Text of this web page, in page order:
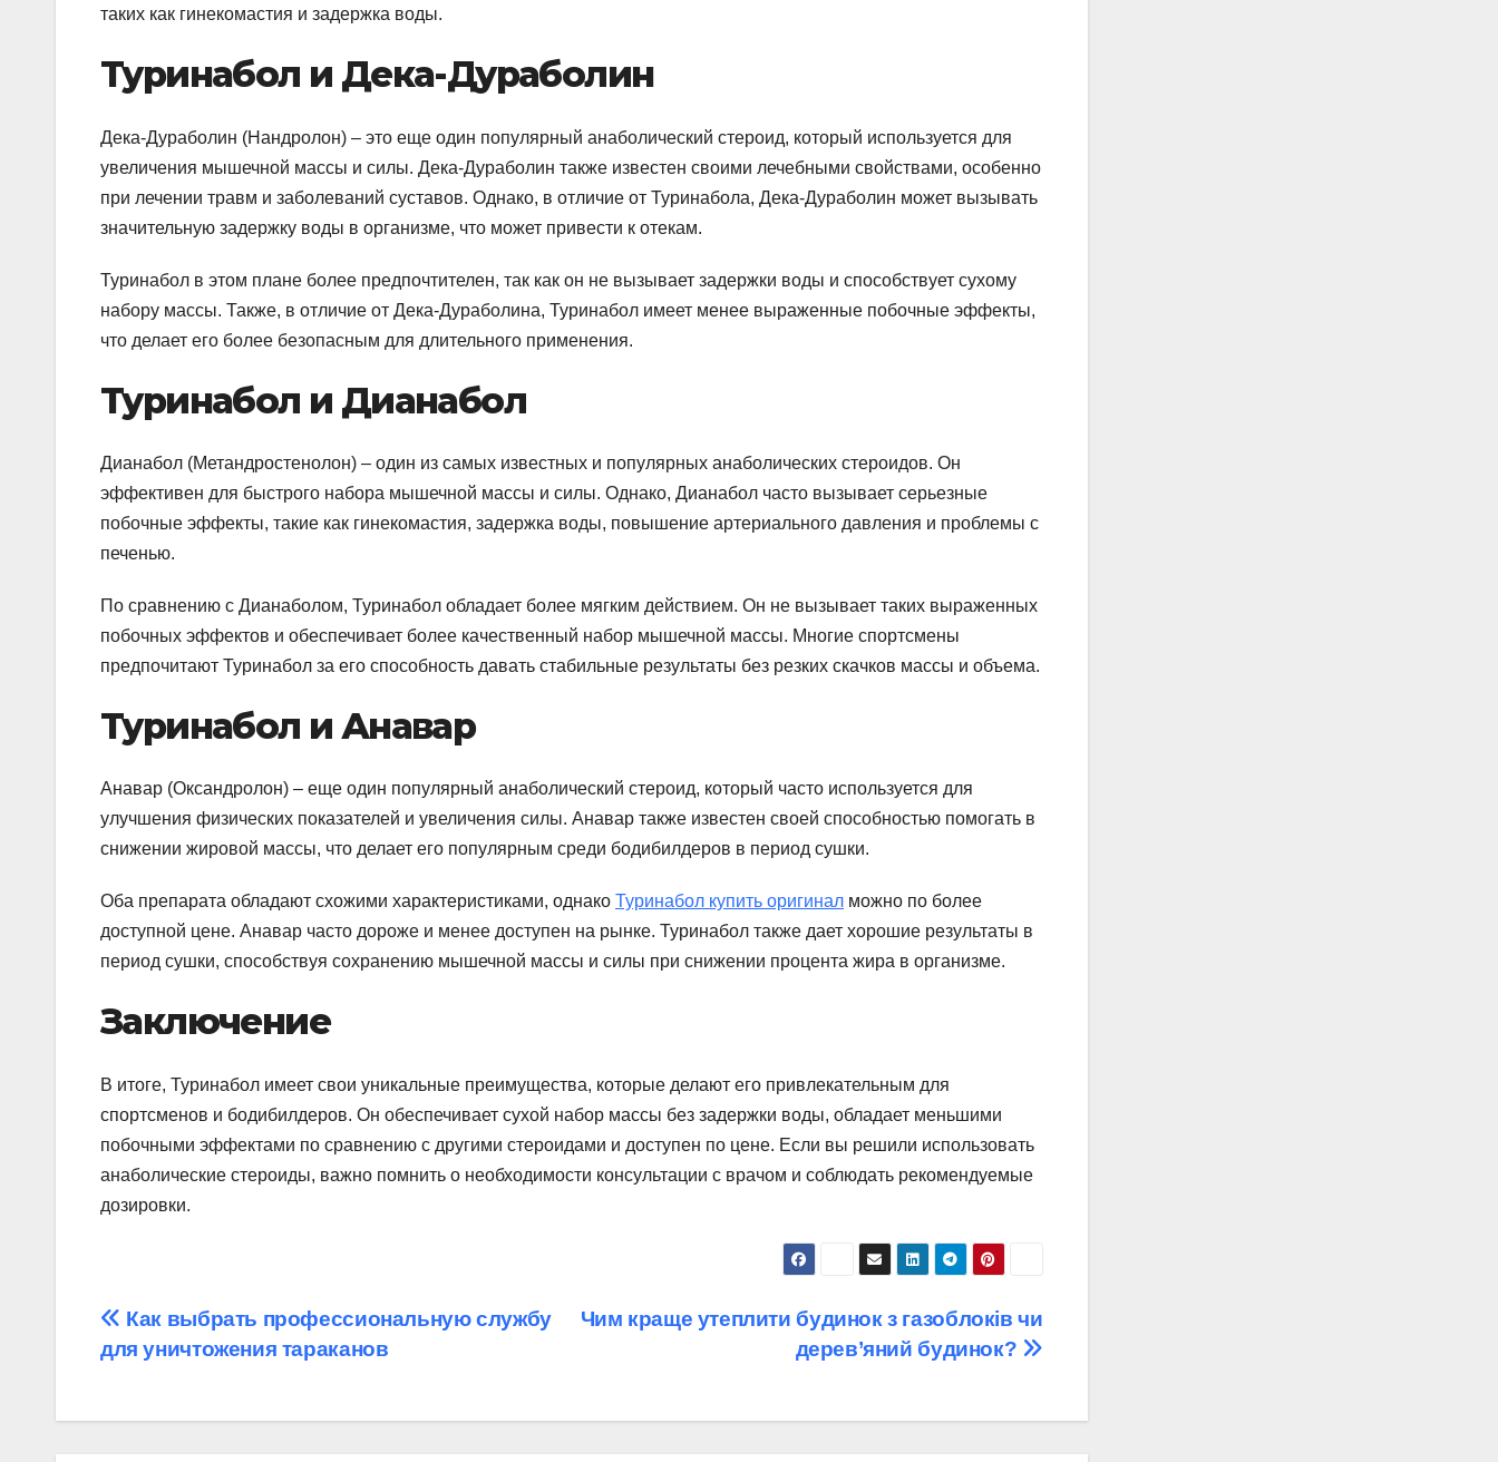
таких как гинекомастия и задержка воды.
Туринабол и Дека-Дураболин
Дека-Дураболин (Нандролон) – это еще один популярный анаболический стероид, который используется для
увеличения мышечной массы и силы. Дека-Дураболин также известен своими лечебными свойствами, особенно
при лечении травм и заболеваний суставов. Однако, в отличие от Туринабола, Дека-Дураболин может вызывать
значительную задержку воды в организме, что может привести к отекам.
Туринабол в этом плане более предпочтителен, так как он не вызывает задержки воды и способствует сухому
набору массы. Также, в отличие от Дека-Дураболина, Туринабол имеет менее выраженные побочные эффекты,
что делает его более безопасным для длительного применения.
Туринабол и Дианабол
Дианабол (Метандростенолон) – один из самых известных и популярных анаболических стероидов. Он
эффективен для быстрого набора мышечной массы и силы. Однако, Дианабол часто вызывает серьезные
побочные эффекты, такие как гинекомастия, задержка воды, повышение артериального давления и проблемы с
печенью.
По сравнению с Дианаболом, Туринабол обладает более мягким действием. Он не вызывает таких выраженных
побочных эффектов и обеспечивает более качественный набор мышечной массы. Многие спортсмены
предпочитают Туринабол за его способность давать стабильные результаты без резких скачков массы и объема.
Туринабол и Анавар
Анавар (Оксандролон) – еще один популярный анаболический стероид, который часто используется для
улучшения физических показателей и увеличения силы. Анавар также известен своей способностью помогать в
снижении жировой массы, что делает его популярным среди бодибилдеров в период сушки.
Оба препарата обладают схожими характеристиками, однако Туринабол купить оригинал можно по более
доступной цене. Анавар часто дороже и менее доступен на рынке. Туринабол также дает хорошие результаты в
период сушки, способствуя сохранению мышечной массы и силы при снижении процента жира в организме.
Заключение
В итоге, Туринабол имеет свои уникальные преимущества, которые делают его привлекательным для
спортсменов и бодибилдеров. Он обеспечивает сухой набор массы без задержки воды, обладает меньшими
побочными эффектами по сравнению с другими стероидами и доступен по цене. Если вы решили использовать
анаболические стероиды, важно помнить о необходимости консультации с врачом и соблюдать рекомендуемые
дозировки.
Навігація
записів
Чим краще утеплити будинок з газоблоків чи
дерев’яний будинок?
Как выбрать профессиональную службу
для уничтожения тараканов